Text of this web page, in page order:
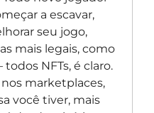
a escavar,
seu jogo,
mais legais, como
todos NFTs, é claro.
marketplaces,
você tiver, mais